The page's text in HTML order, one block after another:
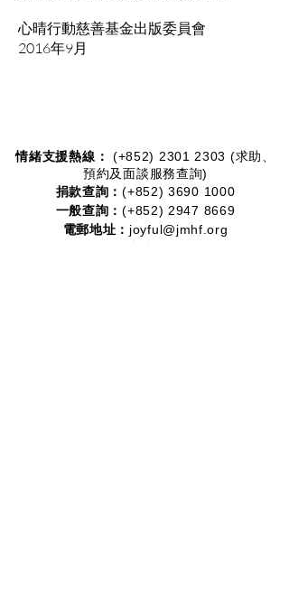
心晴行動慈善基金出版委員會
2016年9月
情緒支援熱線：​​ (+852) 2301 2303 (求助、
預約及面談服務查詢)
捐款查詢：(+852)3690 1000
一般查詢：(+852) 2947 8669
電郵地址： joyful@jmhf.org